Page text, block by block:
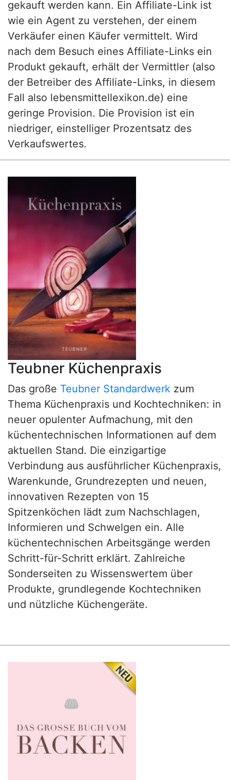
gekauft werden kann. Ein Affiliate-Link ist
wie ein Agent zu verstehen, der einem
Verkäufer einen Käufer vermittelt. Wird
nach dem Besuch eines Affiliate-Links ein
Produkt gekauft, erhält der Vermittler (also
der Betreiber des Affiliate-Links, in diesem
Fall also lebensmittellexikon.de) eine
geringe Provision. Die Provision ist ein
niedriger, einstelliger Prozentsatz des
Verkaufswertes.
Teubner Küchenpraxis
Das große Teubner Standardwerk zum
Thema Küchenpraxis und Kochtechniken: in
neuer opulenter Aufmachung, mit den
küchentechnischen Informationen auf dem
aktuellen Stand. Die einzigartige
Verbindung aus ausführlicher Küchenpraxis,
Warenkunde, Grundrezepten und neuen,
innovativen Rezepten von 15
Spitzenköchen lädt zum Nachschlagen,
Informieren und Schwelgen ein. Alle
küchentechnischen Arbeitsgänge werden
Schritt-für-Schritt erklärt. Zahlreiche
Sonderseiten zu Wissenswertem über
Produkte, grundlegende Kochtechniken
und nützliche Küchengeräte.